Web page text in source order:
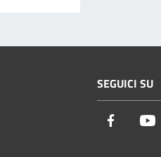
SEGUICI SU
Facebook